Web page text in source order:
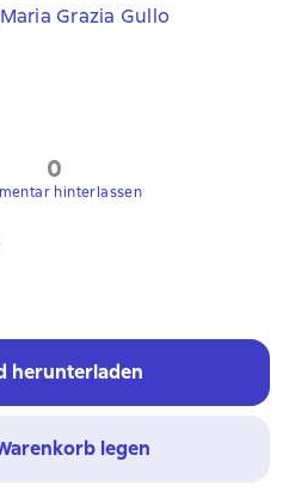
Maria Grazia Gullo
0
hinterlassen
herunterladen
legen